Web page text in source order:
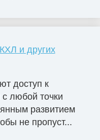
и других
доступ к
любой точки
развитием
не пропуст...